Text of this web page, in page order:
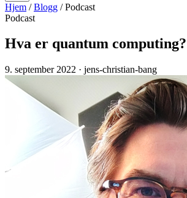
Hjem / Blogg / Podcast
Podcast
Hva er quantum computing?
9. september 2022 · jens-christian-bang